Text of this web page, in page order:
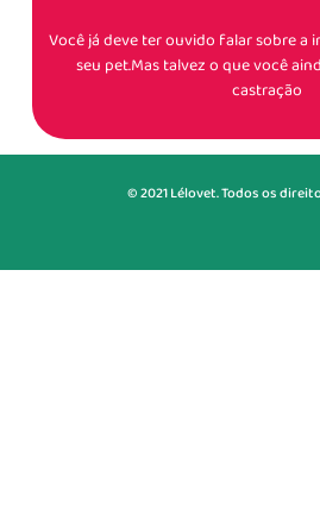
Você já deve ter ouvido falar sobre a
seu pet.Mas talvez o que você
castração
© 2021 Lélovet. Todos os